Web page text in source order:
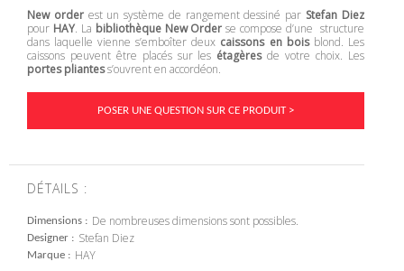
New orderest un système de rangement dessiné par Stefan Diez
pour HAY. La bibliothèque New Order se compose d’une structure
dans laquelle vienne s’emboîter deux caissons en boisblond. Les
caissons peuvent être placés sur les étagèresde votre choix. Les
portes pliantess’ouvrent en accordéon.
POSER UNE QUESTION SUR CE PRODUIT >
DÉTAILS :
Dimensions De nombreuses dimensions sont possibles.
Designer Stefan Diez
Marque HAY